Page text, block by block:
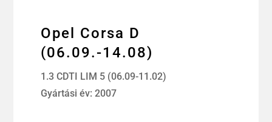
Opel Corsa D
(06.09.-14.08)
1.3 CDTI LIM 5 (06.09-11.02)
Gyártási év: 2007